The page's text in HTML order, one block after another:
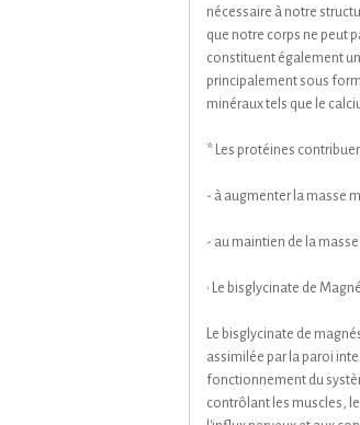
nécessaire à notre
que notre corps ne peut
constituent également
principalement sous
minéraux tels que le
* Les protéines
- à augmenter la masse
- au maintien de la
• Le bisglycinate de
Le bisglycinate de
assimilée par la paroi
fonctionnement du
contrôlant les muscles,